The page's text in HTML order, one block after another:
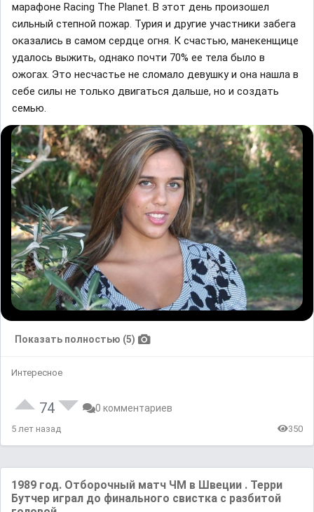
марафоне Racing The Planet. В этот день произошел
сильный степной пожар. Турия и другие участники забега
оказались в самом сердце огня. К счастью, манекенщице
удалось выжить, однако почти 70% ее тела было в
ожогах. Это несчастье не сломало девушку и она нашла в
себе силы не только двигаться дальше, но и создать
семью.
Показать полностью (5)
Интересное
74 0 комментариев
5 лет назад 350
1989 год. Отборочный матч ЧМ в Швеции . Терри
Бутчер играл до финального свистка с разбитой